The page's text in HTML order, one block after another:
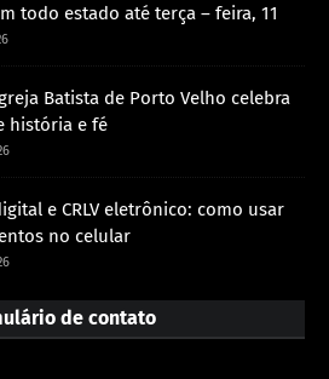
todo estado até terça – feira, 11
Batista de Porto Velho celebra
história e fé
e CRLV eletrônico: como usar
no celular
de contato